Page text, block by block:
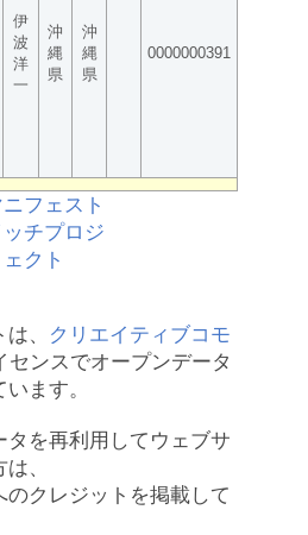
伊
波
洋
一
沖
縄
県
沖
縄
県
0000000391
、
クリエイティブコモ
センスでオープンデータ
ます。
タを再利用してウェブサ
、
クレジットを掲載して